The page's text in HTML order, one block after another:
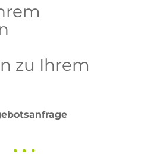
zu Ihrem
. . .